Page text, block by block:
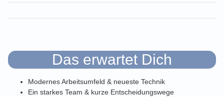
Das erwartet Dich
Modernes Arbeitsumfeld & neueste Technik
Ein starkes Team & kurze Entscheidungswege